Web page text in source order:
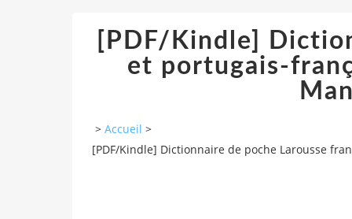
[PDF/Kindle]
et portugais-
> Accueil >
[PDF/Kindle] Dictionnaire de poche Larousse